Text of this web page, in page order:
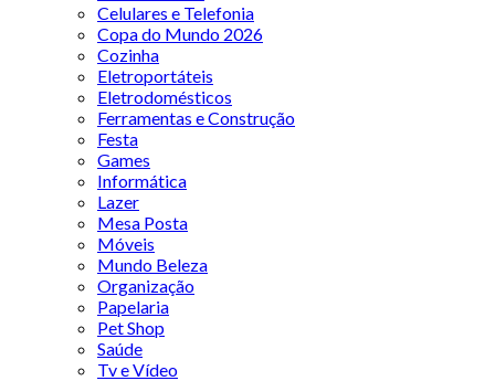
Celulares e Telefonia
Copa do Mundo 2026
Cozinha
Eletroportáteis
Eletrodomésticos
Ferramentas e Construção
Festa
Games
Informática
Lazer
Mesa Posta
Móveis
Mundo Beleza
Organização
Papelaria
Pet Shop
Saúde
Tv e Vídeo